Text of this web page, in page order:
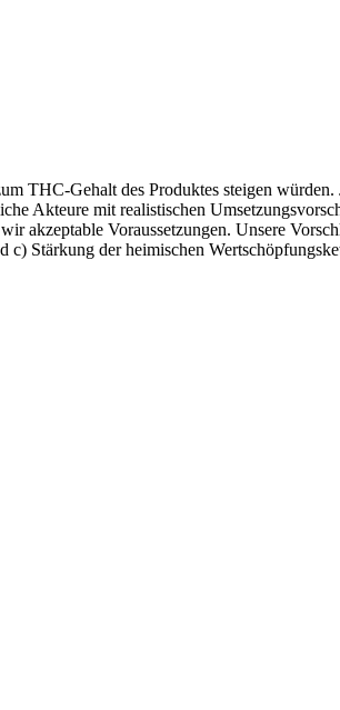
THC-Gehalt des Produktes steigen
Akteure mit realistischen
akzeptable Voraussetzungen. Unsere
Stärkung der heimischen